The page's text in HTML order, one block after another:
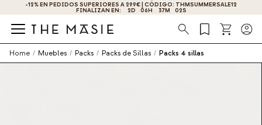
-12% EN PEDIDOS SUPERIORES A 299€ | CÓDIGO: THMSUMMERSALE12
FINALIZAN EN: 2D 06H 37M 02S
Búsqueda
Home / Muebles / Packs / Packs de Sillas / Packs 4 sillas